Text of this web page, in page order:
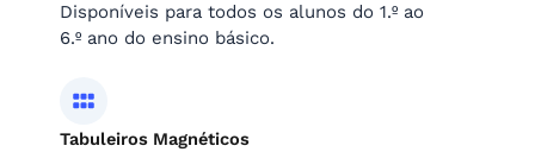
Disponíveis para todos os alunos do 1.º ao
6.º ano do ensino básico.
Tabuleiros Magnéticos